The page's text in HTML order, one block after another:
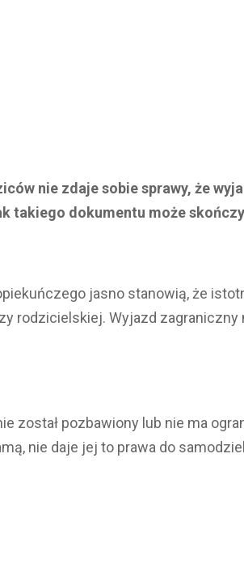
nie zdaje sobiesprawy, że
takiego dokumentu może
jasno stanowią, że
rodzicielskiej. Wyjazd
został pozbawiony lub nie ma
nie daje jej to prawa do